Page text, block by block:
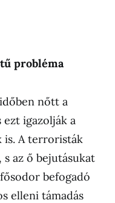
ű probléma
nőtt a
igazolják a
is. A terroristák
az ő bejutásukat
befogadó
elleni támadás